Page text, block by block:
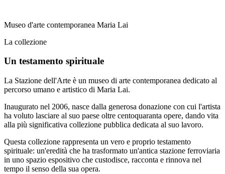
Museo d'arte contemporanea Maria Lai
La collezione
Un testamento spirituale
La Stazione dell'Arte è un museo di arte contemporanea dedicato al
percorso umano e artistico di Maria Lai.
Inaugurato nel 2006, nasce dalla generosa donazione con cui l'artista
ha voluto lasciare al suo paese oltre centoquaranta opere, dando vita
alla più significativa collezione pubblica dedicata al suo lavoro.
Questa collezione rappresenta un vero e proprio testamento
spirituale: un'eredità che ha trasformato un'antica stazione ferroviaria
in uno spazio espositivo che custodisce, racconta e rinnova nel
tempo il senso della sua opera.